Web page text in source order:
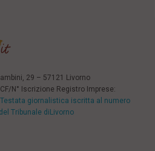
29 – 57121 Livorno
CF/N° Iscrizione Registro Imprese:
Testata giornalistica iscritta al numero
Tribunale diLivorno